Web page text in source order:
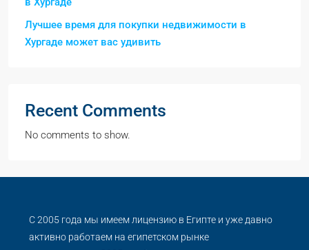
Лучшее время для покупки недвижимости в
Хургаде может вас удивить
Recent Comments
No comments to show.
С 2005 года мы имеем лицензию в Египте и уже давно
активно работаем на египетском рынке